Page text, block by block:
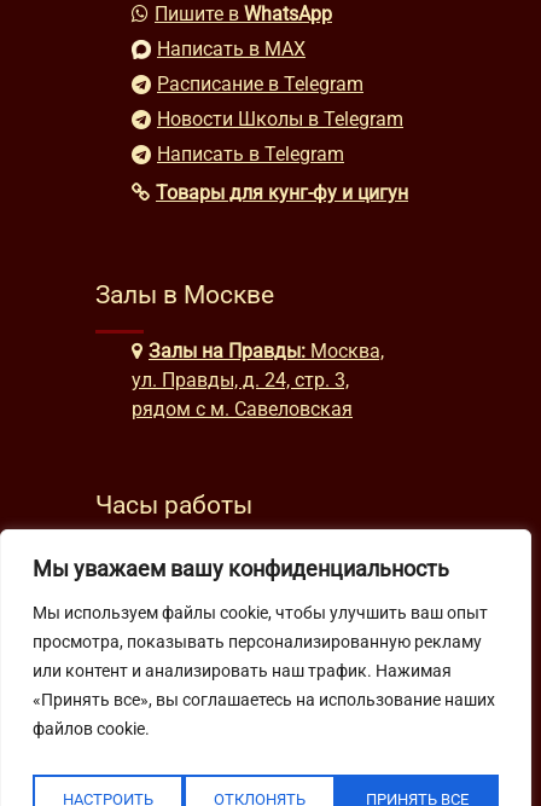
Мы уважаем вашу конфиденциальность
Мы используем файлы cookie, чтобы улучшить ваш опыт
просмотра, показывать персонализированную рекламу
или контент и анализировать наш трафик. Нажимая
«Принять все», вы соглашаетесь на использование наших
файлов cookie.
НАСТРОИТЬ ОТКЛОНЯТЬ ПРИНЯТЬ ВСЕ
Пишите в WhatsApp
Написать в MAX
Расписание в Telegram
Новости Школы в Telegram
Написать в Telegram
Товары для кунг-фу и цигун
Залы в Москве
Залы на Правды: Москва,
ул. Правды, д. 24, стр. 3,
рядом с м. Савеловская
Часы работы
будни: с 9:00 до 22:00
Подпишитесь на нашу рассылку